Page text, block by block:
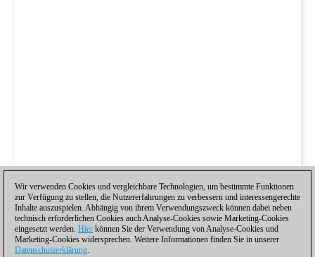
Wir verwenden Cookies und vergleichbare Technologien, um bestimmte Funktionen
zur Verfügung zu stellen, die Nutzererfahrungen zu verbessern und interessengerechte
Inhalte auszuspielen. Abhängig von ihrem Verwendungszweck können dabei neben
technisch erforderlichen Cookies auch Analyse-Cookies sowie Marketing-Cookies
eingesetzt werden. Hier können Sie der Verwendung von Analyse-Cookies und
Marketing-Cookies widersprechen. Weitere Informationen finden Sie in unserer
Datenschutzerklärung.